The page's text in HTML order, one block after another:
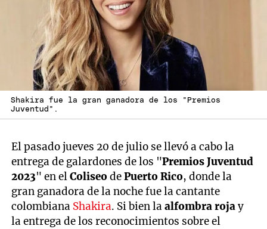
Shakira fue la gran ganadora de los "Premios
Juventud".
El pasado jueves 20 de julio se llevó a cabo la
entrega de galardones de los "Premios Juventud
2023" en elColiseodePuertoRico, donde la
gran ganadora de la noche fue la cantante
colombiana Shakira. Si bien laalfombra rojay
la entrega de los reconocimientos sobre el